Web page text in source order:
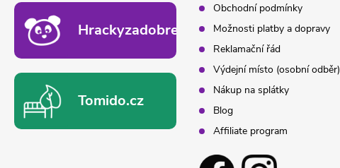
Hrackyzadobrekacky.cz
Tomido.cz
Obchodní podmínky
Možnosti platby a dopravy
Reklamační řád
Výdejní místo (osobní odběr)
Nákup na splátky
Blog
Affiliate program